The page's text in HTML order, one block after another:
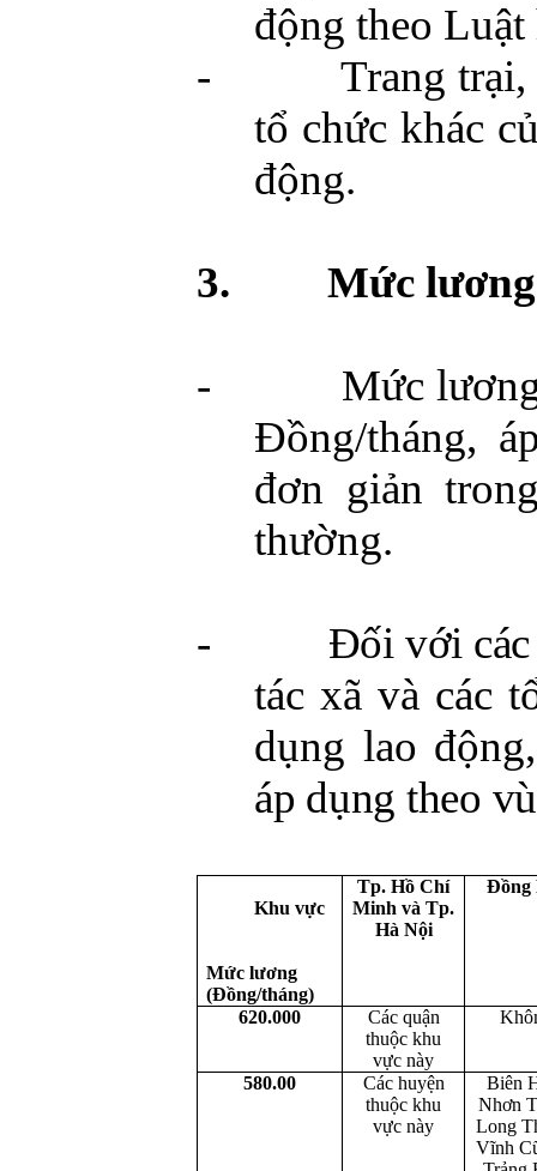
động theo
-
Trang
tổ chức khác
động.
3. Mức
-
Mức
Đồng/tháng,
đơn giản
thường.
-
Đối với các
tác xã và các
dụng lao
áp dụng theo
Khu vực
Mức lương
(Đồng/tháng)
Tp. Hồ Chí
Minh và Tp.
Hà Nội
Đồng
620.000
Các quận
thuộc khu
vực này
580.00
Các huyện
thuộc khu
vực này
Biên
Nhơn
Long
Vĩnh